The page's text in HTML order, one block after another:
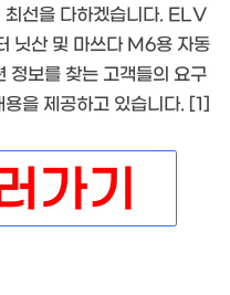
최선을 다하겠습니다. ELV
닛산 및 마쓰다 M6용 자동
보를 찾는 고객들의 요구
을 제공하고 있습니다. [1]